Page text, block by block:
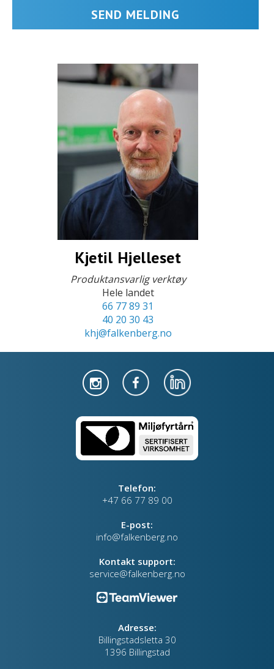
Kjetil Hjelleset
Produktansvarlig verktøy
Hele landet
66 77 89 31
40 20 30 43
khj@falkenberg.no
Telefon:
+47 66 77 89 00
E-post:
info@falkenberg.no
Kontakt support:
service@falkenberg.no
Adresse:
Billingstadsletta 30
1396 Billingstad